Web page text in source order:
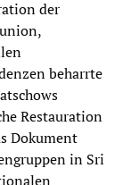
der
beharrte
Restauration
Dokument
in Sri